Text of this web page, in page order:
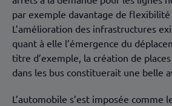
par exemple davantage de
L’amélioration des infrastructures
quant à elle l’émergence du
titre d’exemple, la création de
dans les bus constituerait une belle
L’automobile s’est imposée comme